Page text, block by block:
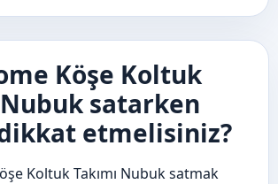
Köşe Koltuk
Nubuk satarken
etmelisiniz?
Koltuk Takımı Nubuk satmak